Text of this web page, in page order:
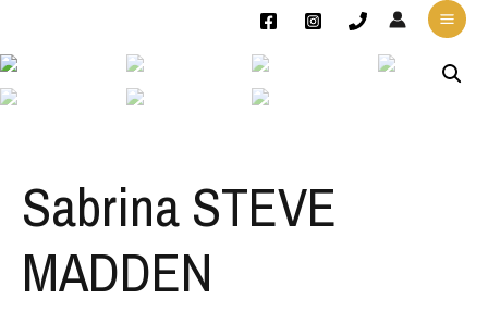
Sabrina STEVE
MADDEN